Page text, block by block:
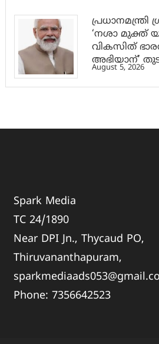
പ്രധാനമന്ത്രി
‘നശാ മുക്ത്
വികസിത്
അഭിയാന്’
August 5, 2026
Spark Media
TC 24/1890
Near DPI Jn., Thycaud PO,
Thiruvananthapuram,
Phone:7356642523